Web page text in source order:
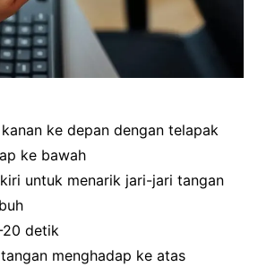
ke depan dengan telapak
ke bawah
untuk menarik jari-jari tangan
20 detik
menghadap ke atas